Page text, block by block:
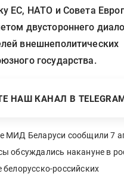
ЕС, НАТО и Совета
двустороннего
внешнеполитических
государства.
НАШ КАНАЛ В
МИД Беларуси сообщили 7
обсуждались накануне в
белорусско-российских